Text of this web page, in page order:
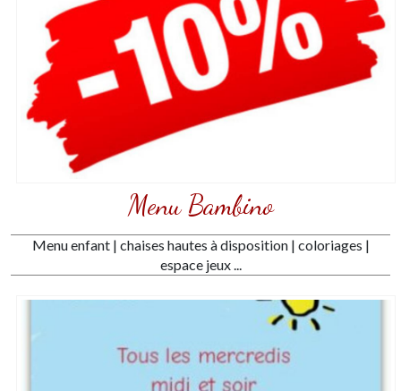
Menu Bambino
Menu enfant | chaises hautes à disposition | coloriages |
espace jeux ...